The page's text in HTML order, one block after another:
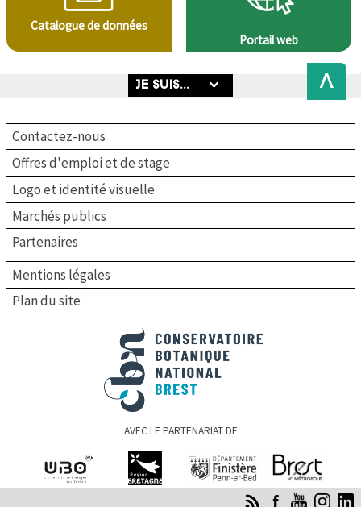
Catalogue de données
Portail web
Conservatoire botanique national de Brest
AVEC LE PARTENARIAT DE
Université de
Bretagne occidentale
Région Bretagne Finistère Brest Métropole
Contactez-nous
Offres d'emploi et de stage
Logo et identité visuelle
Marchés publics
Partenaires
Mentions légales
Plan du site
Back
to
Top